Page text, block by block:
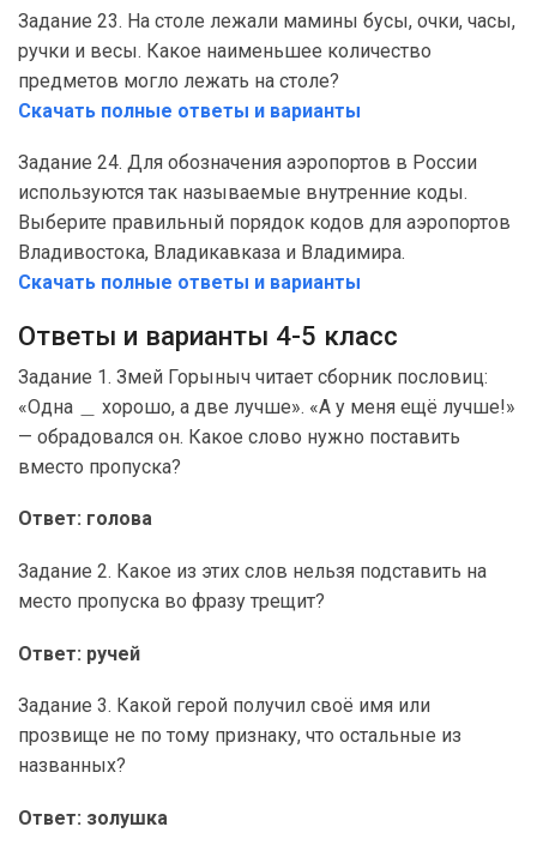
Задание 23. На столе лежали мамины бусы, очки, часы,
ручки и весы. Какое наименьшее количество
предметов могло лежать на столе?
Скачать полные ответы и варианты
Задание 24. Для обозначения аэропортов в России
используются так называемые внутренние коды.
Выберите правильный порядок кодов для аэропортов
Владивостока, Владикавказа и Владимира.
Скачать полные ответы и варианты
Ответы и варианты 4-5 класс
Задание 1. Змей Горыныч читает сборник пословиц:
«Одна ＿ хорошо, а две лучше». «А у меня ещё лучше!»
— обрадовался он. Какое слово нужно поставить
вместо пропуска?
Ответ: голова
Задание 2. Какое из этих слов нельзя подставить на
место пропуска во фразу трещит?
Ответ: ручей
Задание 3. Какой герой получил своё имя или
прозвище не по тому признаку, что остальные из
названных?
Ответ: золушка